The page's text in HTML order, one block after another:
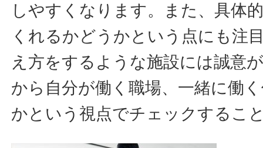
しやすくなります。また、具体
くれるかどうかという点にも注
え方をするような施設には誠意
から自分が働く職場、一緒に働
かという視点でチェックするこ